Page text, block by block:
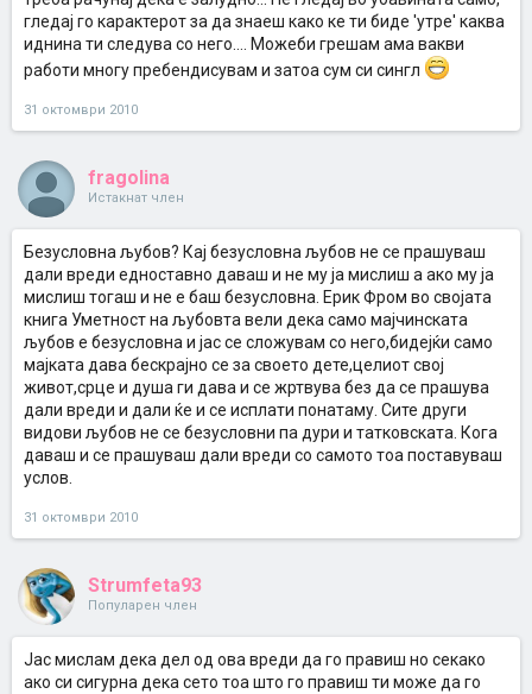
гледај го карактерот за да знаеш како ке ти биде 'утре' каква
иднина ти следува со него.... Можеби грешам ама вакви
работи многу пребендисувам и затоа сум си сингл
31 октомври 2010
fragolina
Истакнат член
Безусловна љубов? Кај безусловна љубов не се прашуваш
дали вреди едноставно даваш и не му ја мислиш а ако му ја
мислиш тогаш и не е баш безусловна. Ерик Фром во својата
книга Уметност на љубовта вели дека само мајчинската
љубов е безусловна и јас се сложувам со него,бидејќи само
мајката дава бескрајно се за своето дете,целиот свој
живот,срце и душа ги дава и се жртвува без да се прашува
дали вреди и дали ќе и се исплати понатаму. Сите други
видови љубов не се безусловни па дури и татковската. Кога
даваш и се прашуваш дали вреди со самото тоа поставуваш
услов.
31 октомври 2010
Strumfeta93
Популарен член
Јас мислам дека дел од ова вреди да го правиш но секако
ако си сигурна дека сето тоа што го правиш ти може да го